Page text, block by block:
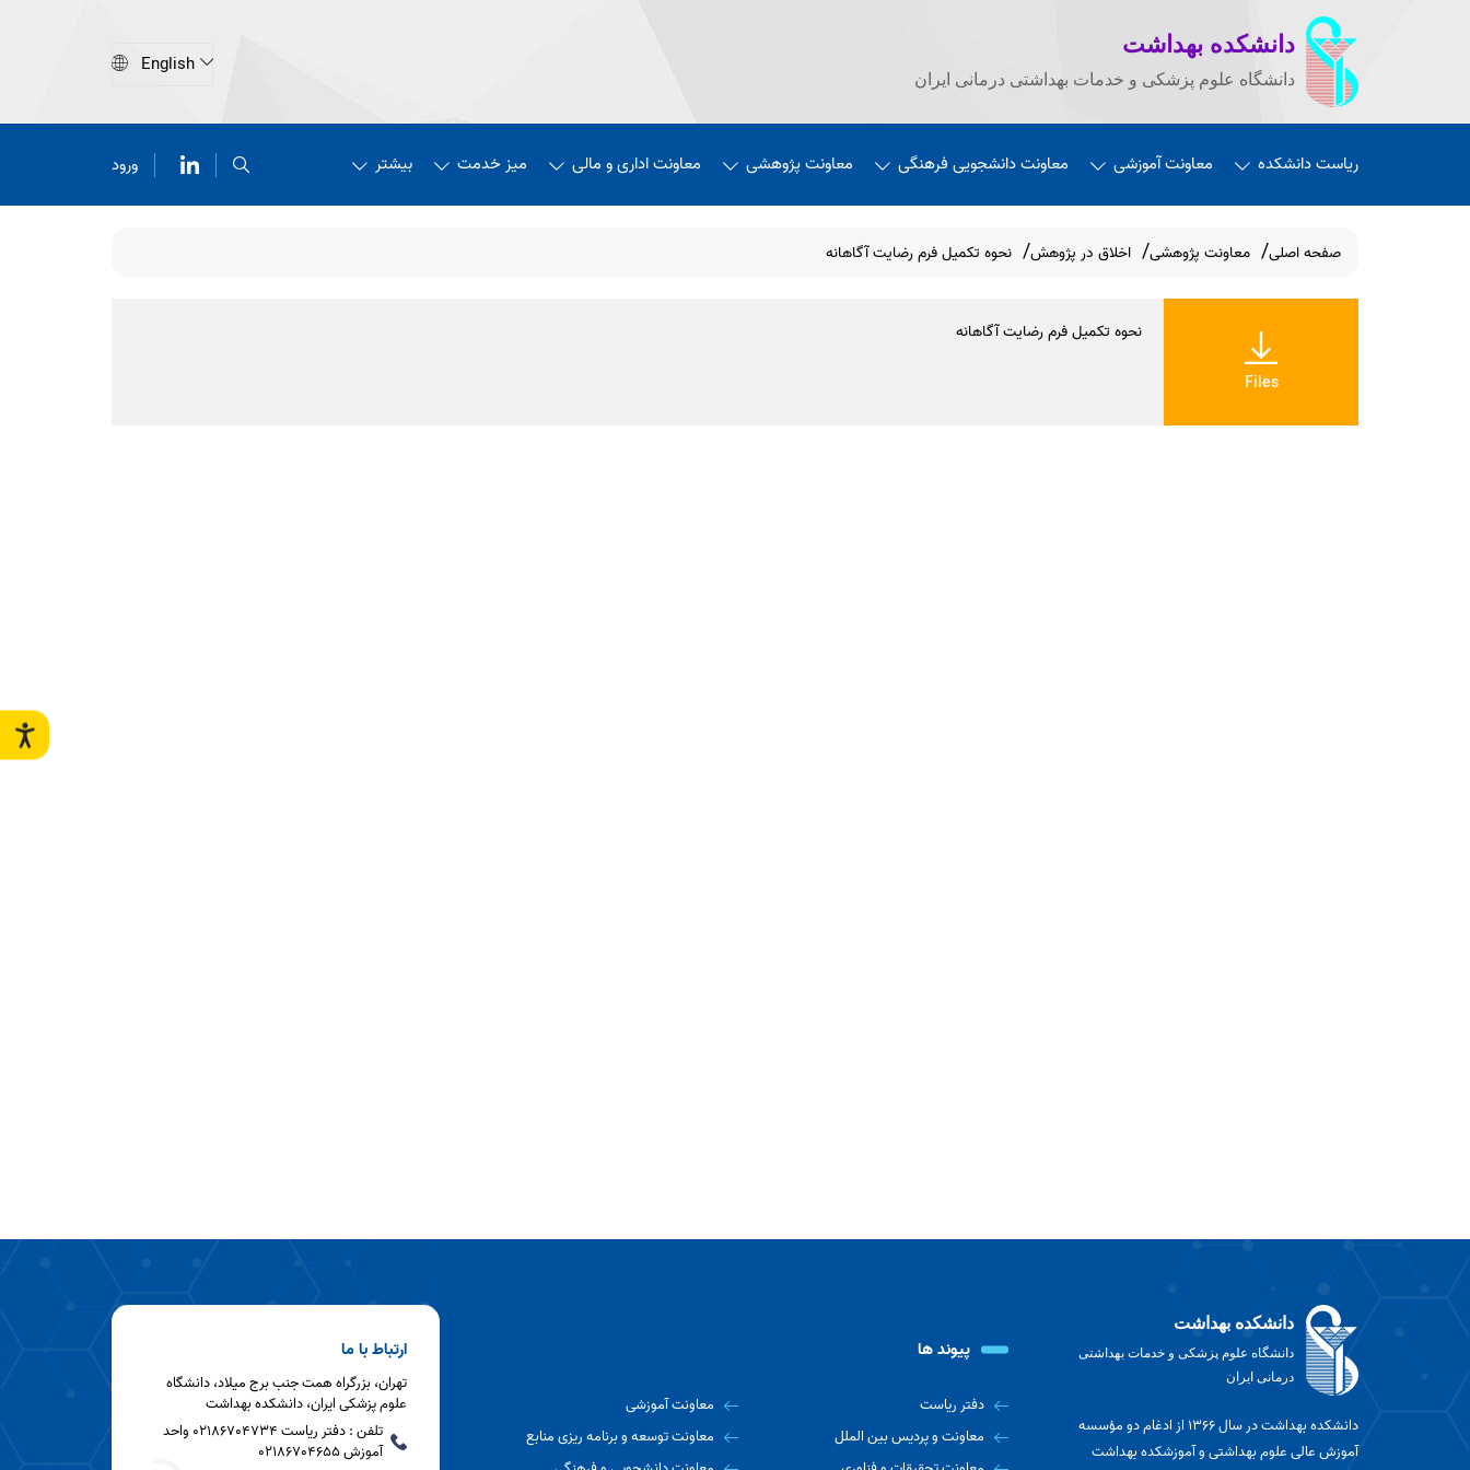
دانشکده بهداشت
دانشگاه علوم پزشکی و خدمات بهداشتی درمانی ایران
ریاست دانشکده معاونت آموزشی معاونت دانشجویی فرهنگی معاونت پژوهشی معاونت اداری و مالی میز خدمت بیشتر ورود
صفحه اصلی معاونت پژوهشی اخلاق در پژوهش نحوه تکمیل فرم رضایت آگاهانه
Files
نحوه تکمیل فرم رضایت آگاهانه
دانشکده بهداشت
دانشگاه علوم پزشکی و خدمات بهداشتی
درمانی ایران
دانشکده بهداشت در سال ۱۳۶۶ از ادغام دو مؤسسه
آموزش عالی علوم بهداشتی و آموزشکده بهداشت
پیوند ها
دفتر ریاست
معاونت آموزشی
معاونت و پردیس بین الملل
معاونت توسعه و برنامه ریزی منابع
ارتباط با ما
تهران، بزرگراه همت جنب برج میلاد، دانشگاه
علوم پزشکی ایران، دانشکده بهداشت
تلفن : دفتر ریاست 02186704734 واحد
آموزش 02186704655